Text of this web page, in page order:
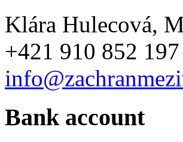
Klára Hulecová,
+421 910 852 197
Bank account